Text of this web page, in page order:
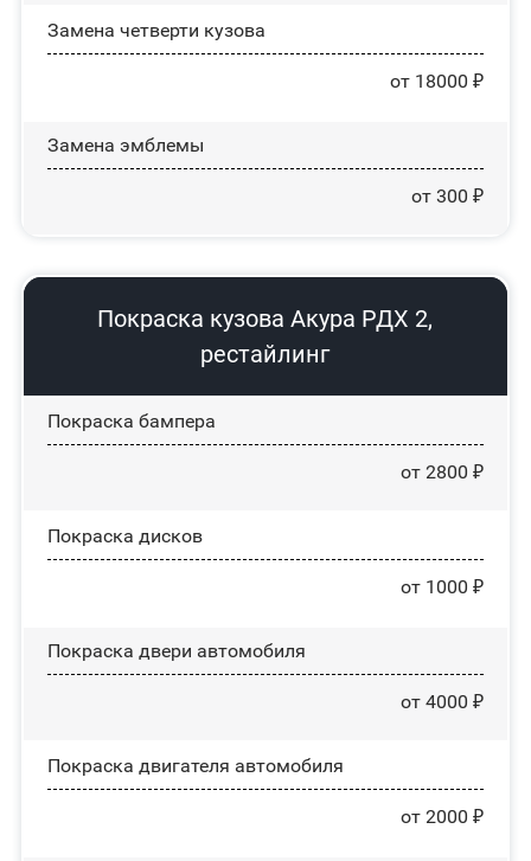
Замена четверти кузова
от 18000 ₽
Замена эмблемы
от 300 ₽
Покраска кузова Акура РДХ 2,
рестайлинг
Покраска бампера
от 2800 ₽
Покраска дисков
от 1000 ₽
Покраска двери автомобиля
от 4000 ₽
Покраска двигателя автомобиля
от 2000 ₽